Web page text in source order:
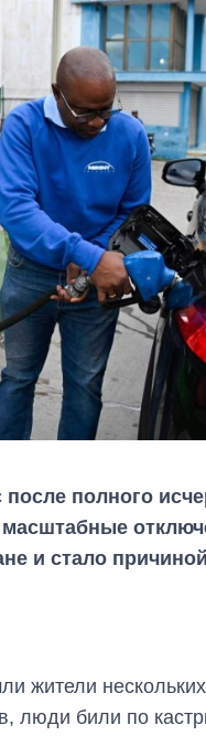
полного
масштабные
и стало
жители
люди били по